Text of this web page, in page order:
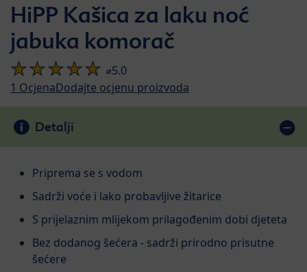
HiPP Kašica za laku noć
jabuka komorač
⌀5.0
1 OcjenaDodajte ocjenu proizvoda
Detalji
Priprema se s vodom
Sadrži voće i lako probavljive žitarice
S prijelaznim mlijekom prilagođenim dobi djeteta
Bez dodanog šećera - sadrži prirodno prisutne
šećere